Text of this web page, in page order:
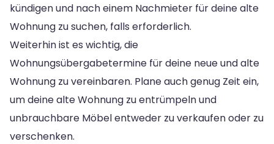
kündigen und nach einem Nachmieter für deine alte
Wohnung zu suchen, falls erforderlich.
Weiterhin ist es wichtig, die
Wohnungsübergabetermine für deine neue und alte
Wohnung zu vereinbaren. Plane auch genug Zeit ein,
um deine alte Wohnung zu entrümpeln und
unbrauchbare Möbel entweder zu verkaufen oder zu
verschenken.